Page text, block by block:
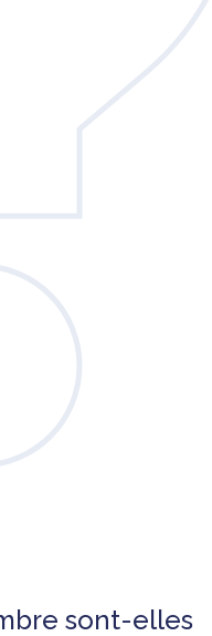
sont-elles